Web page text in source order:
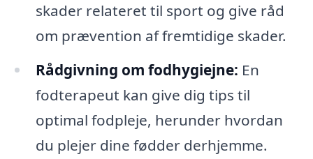
skader relateret til sport og give råd
om prævention af fremtidige skader.
Rådgivning om fodhygiejne: En
fodterapeut kan give dig tips til
optimal fodpleje, herunder hvordan
du plejer dine fødder derhjemme.